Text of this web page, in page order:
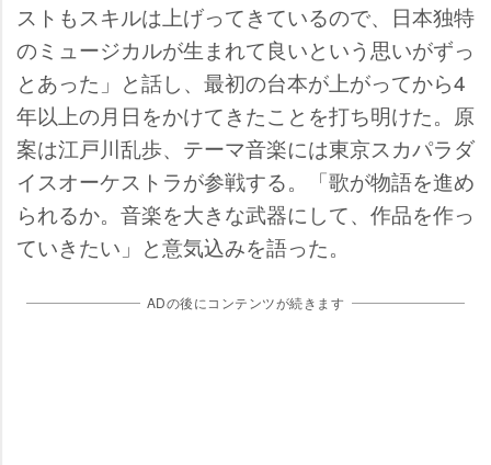
ストもスキルは上げってきているので、日本独特
のミュージカルが生まれて良いという思いがずっ
とあった」と話し、最初の台本が上がってから4
年以上の月日をかけてきたことを打ち明けた。原
案は江戸川乱歩、テーマ音楽には東京スカパラダ
イスオーケストラが参戦する。「歌が物語を進め
られるか。音楽を大きな武器にして、作品を作っ
ていきたい」と意気込みを語った。
ADの後にコンテンツが続きます